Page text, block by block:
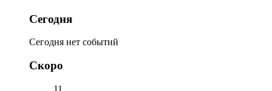
Сегодня
Сегодня нет событий
Скоро
11